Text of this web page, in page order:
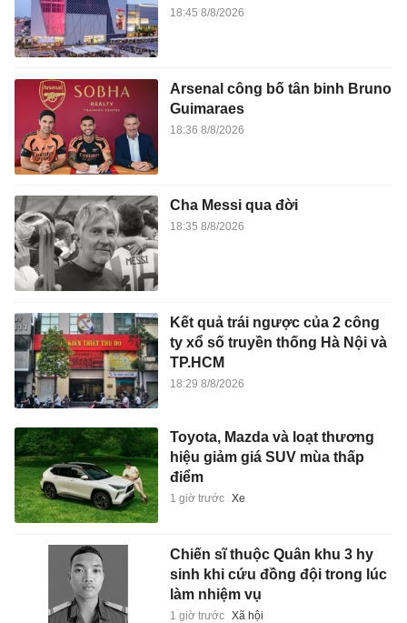
18:45 8/8/2026
Arsenal công bố tân binh Bruno
Guimaraes
18:36 8/8/2026
Cha Messi qua đời
18:35 8/8/2026
Kết quả trái ngược của 2 công
ty xổ số truyền thống Hà Nội và
TP.HCM
18:29 8/8/2026
Toyota, Mazda và loạt thương
hiệu giảm giá SUV mùa thấp
điểm
1 giờ trước Xe
Chiến sĩ thuộc Quân khu 3 hy
sinh khi cứu đồng đội trong lúc
làm nhiệm vụ
1 giờ trước Xã hội